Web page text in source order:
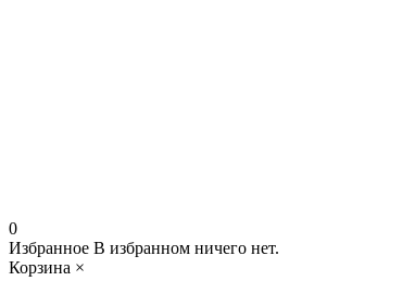
0
Избранное В избранном ничего нет.
Корзина ×